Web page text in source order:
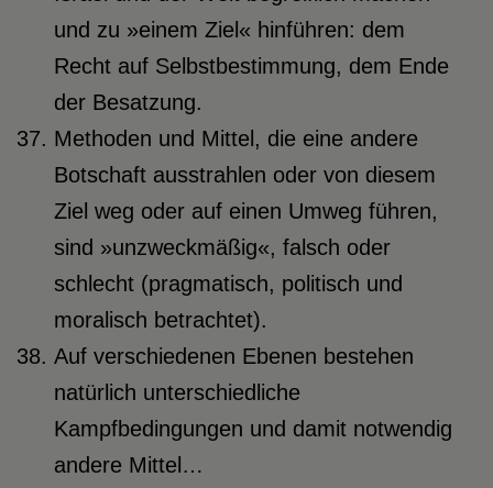
und zu »einem Ziel« hinführen: dem
Recht auf Selbstbestimmung, dem Ende
der Besatzung.
Methoden und Mittel, die eine andere
Botschaft ausstrahlen oder von diesem
Ziel weg oder auf einen Umweg führen,
sind »unzweckmäßig«, falsch oder
schlecht (pragmatisch, politisch und
moralisch betrachtet).
Auf verschiedenen Ebenen bestehen
natürlich unterschiedliche
Kampfbedingungen und damit notwendig
andere Mittel…